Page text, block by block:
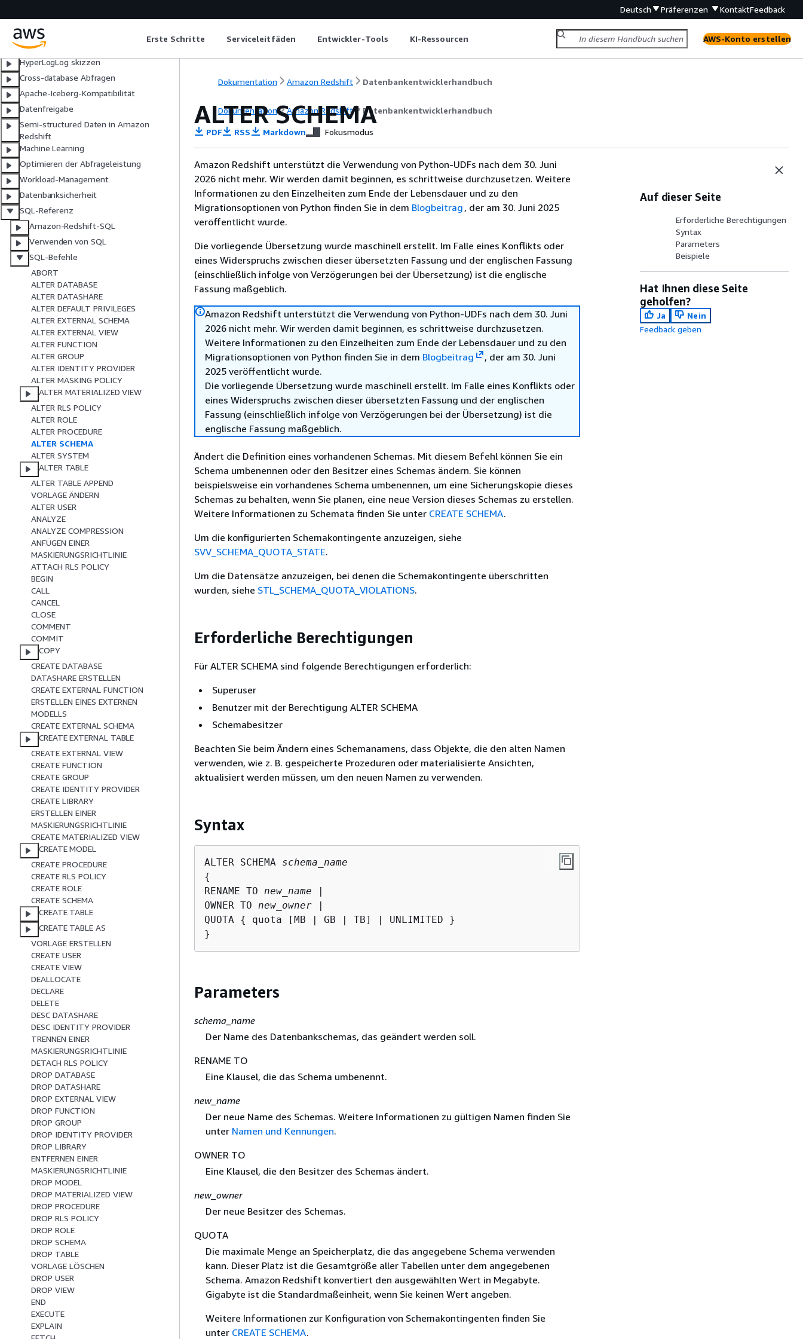
Deutsch Präferenzen KontaktFeedback
Erste Schritte Serviceleitfäden Entwickler-Tools KI-Ressourcen AWS-Konto erstellen
Verbundabfragen
Föderierte Berechtigungen
Amazon Redshift Spectrum
HyperLogLog skizzen
Cross-database Abfragen
Apache-Iceberg-Kompatibilität
Datenfreigabe
Semi-structured Daten in Amazon
Redshift
Machine Learning
Optimieren der Abfrageleistung
Workload-Management
Datenbanksicherheit
SQL-Referenz
Amazon-Redshift-SQL
Verwenden von SQL
SQL-Befehle
ABORT
ALTER DATABASE
ALTER DATASHARE
ALTER DEFAULT PRIVILEGES
ALTER EXTERNAL SCHEMA
ALTER EXTERNAL VIEW
ALTER FUNCTION
ALTER GROUP
ALTER IDENTITY PROVIDER
ALTER MASKING POLICY
ALTER MATERIALIZED VIEW
ALTER RLS POLICY
ALTER ROLE
ALTER PROCEDURE
ALTER SCHEMA
ALTER SYSTEM
ALTER TABLE
ALTER TABLE APPEND
VORLAGE ÄNDERN
ALTER USER
ANALYZE
ANALYZE COMPRESSION
ANFÜGEN EINER
MASKIERUNGSRICHTLINIE
ATTACH RLS POLICY
BEGIN
CALL
CANCEL
CLOSE
COMMENT
COMMIT
COPY
CREATE DATABASE
DATASHARE ERSTELLEN
CREATE EXTERNAL FUNCTION
ERSTELLEN EINES EXTERNEN
MODELLS
CREATE EXTERNAL SCHEMA
CREATE EXTERNAL TABLE
CREATE EXTERNAL VIEW
CREATE FUNCTION
CREATE GROUP
CREATE IDENTITY PROVIDER
CREATE LIBRARY
ERSTELLEN EINER
MASKIERUNGSRICHTLINIE
CREATE MATERIALIZED VIEW
CREATE MODEL
CREATE PROCEDURE
CREATE RLS POLICY
CREATE ROLE
CREATE SCHEMA
CREATE TABLE
CREATE TABLE AS
VORLAGE ERSTELLEN
CREATE USER
CREATE VIEW
DEALLOCATE
DECLARE
DELETE
DESC DATASHARE
DESC IDENTITY PROVIDER
TRENNEN EINER
MASKIERUNGSRICHTLINIE
DETACH RLS POLICY
DROP DATABASE
DROP DATASHARE
DROP EXTERNAL VIEW
DROP FUNCTION
DROP GROUP
DROP IDENTITY PROVIDER
DROP LIBRARY
ENTFERNEN EINER
MASKIERUNGSRICHTLINIE
DROP MODEL
DROP MATERIALIZED VIEW
DROP PROCEDURE
DROP RLS POLICY
DROP ROLE
DROP SCHEMA
DROP TABLE
VORLAGE LÖSCHEN
DROP USER
DROP VIEW
END
EXECUTE
EXPLAIN
Dokumentation Amazon Redshift Datenbankentwicklerhandbuch
Dokumentation Amazon Redshift Datenbankentwicklerhandbuch
ALTER SCHEMA
PDF RSS Markdown Fokusmodus
Amazon Redshift unterstützt die Verwendung von Python-UDFs nach dem 30. Juni
2026 nicht mehr. Wir werden damit beginnen, es schrittweise durchzusetzen. Weitere
Informationen zu den Einzelheiten zum Ende der Lebensdauer und zu den
Migrationsoptionen von Python finden Sie in dem Blogbeitrag , der am 30. Juni 2025
veröffentlicht wurde.
Die vorliegende Übersetzung wurde maschinell erstellt. Im Falle eines Konflikts oder
eines Widerspruchs zwischen dieser übersetzten Fassung und der englischen Fassung
(einschließlich infolge von Verzögerungen bei der Übersetzung) ist die englische
Fassung maßgeblich.
Amazon Redshift unterstützt die Verwendung von Python-UDFs nach dem 30. Juni
2026 nicht mehr. Wir werden damit beginnen, es schrittweise durchzusetzen.
Weitere Informationen zu den Einzelheiten zum Ende der Lebensdauer und zu den
Migrationsoptionen von Python finden Sie in dem Blogbeitrag
, der am 30. Juni
2025 veröffentlicht wurde.
Die vorliegende Übersetzung wurde maschinell erstellt. Im Falle eines Konflikts oder
eines Widerspruchs zwischen dieser übersetzten Fassung und der englischen
Fassung (einschließlich infolge von Verzögerungen bei der Übersetzung) ist die
englische Fassung maßgeblich.
Ändert die Definition eines vorhandenen Schemas. Mit diesem Befehl können Sie ein
Schema umbenennen oder den Besitzer eines Schemas ändern. Sie können
beispielsweise ein vorhandenes Schema umbenennen, um eine Sicherungskopie dieses
Schemas zu behalten, wenn Sie planen, eine neue Version dieses Schemas zu erstellen.
Weitere Informationen zu Schemata finden Sie unter CREATE SCHEMA.
Um die konfigurierten Schemakontingente anzuzeigen, siehe
SVV_SCHEMA_QUOTA_STATE.
Um die Datensätze anzuzeigen, bei denen die Schemakontingente überschritten
wurden, siehe STL_SCHEMA_QUOTA_VIOLATIONS.
Erforderliche Berechtigungen
Für ALTER SCHEMA sind folgende Berechtigungen erforderlich:
Superuser
Benutzer mit der Berechtigung ALTER SCHEMA
Schemabesitzer
Beachten Sie beim Ändern eines Schemanamens, dass Objekte, die den alten Namen
verwenden, wie z. B. gespeicherte Prozeduren oder materialisierte Ansichten,
aktualisiert werden müssen, um den neuen Namen zu verwenden.
Syntax
ALTER SCHEMA schema_name
{
RENAME TO new_name |
OWNER TO new_owner |
QUOTA {
quota [MB | GB | TB] | UNLIMITED }
}
Parameters
schema_name
Der Name des Datenbankschemas, das geändert werden soll.
RENAME TO
Eine Klausel, die das Schema umbenennt.
new_name
Der neue Name des Schemas. Weitere Informationen zu gültigen Namen finden Sie
unter Namen und Kennungen.
OWNER TO
Eine Klausel, die den Besitzer des Schemas ändert.
new_owner
Der neue Besitzer des Schemas.
QUOTA
Die maximale Menge an Speicherplatz, die das angegebene Schema verwenden
kann. Dieser Platz ist die Gesamtgröße aller Tabellen unter dem angegebenen
Schema. Amazon Redshift konvertiert den ausgewählten Wert in Megabyte.
Gigabyte ist die Standardmaßeinheit, wenn Sie keinen Wert angeben.
Weitere Informationen zur Konfiguration von Schemakontingenten finden Sie
unter CREATE SCHEMA.
Auf dieser Seite
Erforderliche Berechtigungen
Syntax
Parameters
Beispiele
Hat Ihnen diese Seite
geholfen?
Ja
Nein
Feedback geben